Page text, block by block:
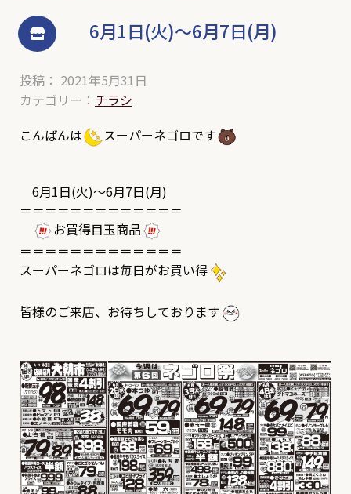
6月1日(火)～6月7日(月)
投稿： 2021年5月31日
カテゴリー： チラシ
こんばんは
スーパーネゴロです
6月1日(火)～6月7日(月)
＝＝＝＝＝＝＝＝＝＝＝＝＝
お買得目玉商品
＝＝＝＝＝＝＝＝＝＝＝＝＝
スーパーネゴロは毎日がお買い得
皆様のご来店、お待ちしております